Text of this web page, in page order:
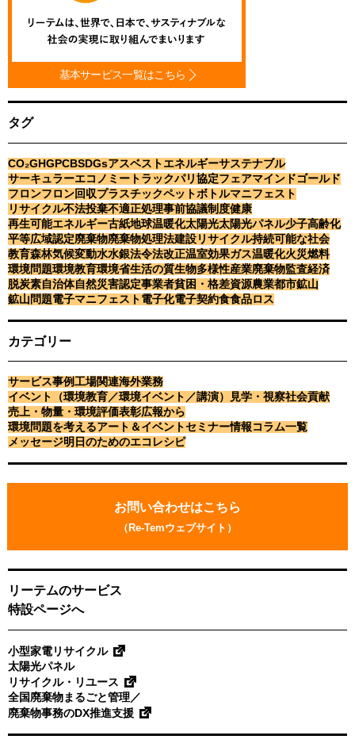
基本サービス一覧はこちら
タグ
CO₂GHG PCBSDGsアスベスト エネルギーサステナブル
サーキュラーエコノミー トラックパリ協定フェアマインドゴールド
フロンフロン回収プラスチックペットボトルマニフェスト
リサイクル不法投棄不適正処理事前協議制度健康
再生可能エネルギー古紙地球温暖化太陽光太陽光パネル少子高齢化
平等広域認定廃棄物廃棄物処理法建設リサイクル持続可能な社会
教育森林気候変動水水銀法令法改正温室効果ガス温暖化火災燃料
環境問題環境教育環境省生活の質生物多様性産業廃棄物監査経済
脱炭素自治体自然災害認定事業者貧困・格差資源農業都市鉱山
鉱山問題電子マニフェスト 電子化電子契約食食品ロス
カテゴリー
サービス事例工場関連海外業務
イベント（環境教育／環境イベント／講演）
見学・視察社会貢献
売上・物量・環境評価表彰広報から
環境問題を考えるアート＆イベントセミナー情報 コラム一覧
メッセージ明日のためのエコレシピ
お
お問い合わせはこちら
（Re-Temウェブサイト）
リーテムのサービス
特設ページへ
小型家電リサイクル
太陽光パネル
リサイクル・リユース
全国廃棄物まるごと管理／
廃棄物事務のDX推進支援